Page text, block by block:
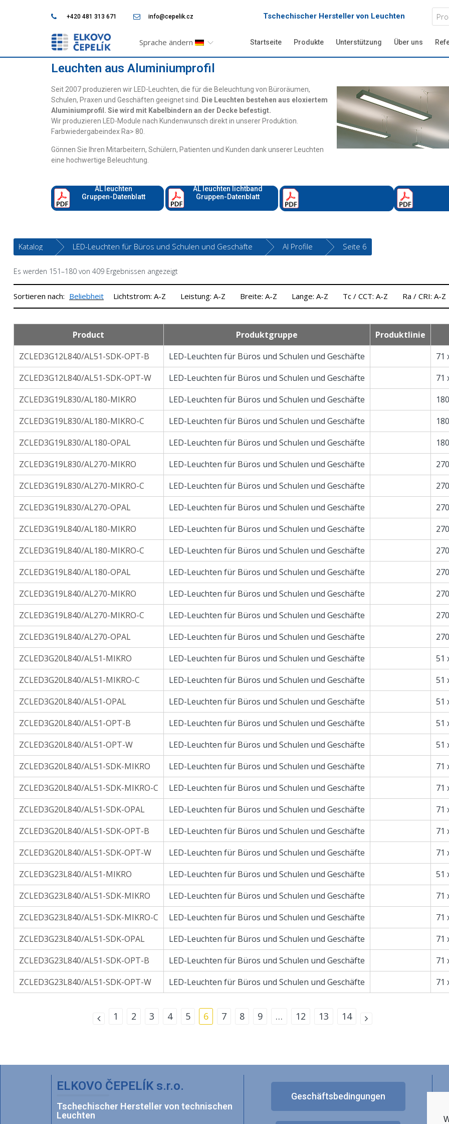
+420 481 313 671 info@cepelik.cz Tschechischer Hersteller von Leuchten
Sprache ändern Startseite Produkte Unterstützung Über uns
Leuchten aus Aluminiumprofil
Seit 2007 produzieren wir LED-Leuchten, die für die Beleuchtung von Büroräumen,
Schulen, Praxen und Geschäften geeignet sind.
Die Leuchten bestehen aus eloxiertem
Aluminiumprofil. Sie wird mit Kabelbindern an der Decke befestigt.
Wir produzieren LED-Module nach Kundenwunsch direkt in unserer Produktion.
Farbwiedergabeindex Ra> 80.
Gönnen Sie Ihren Mitarbeitern, Schülern, Patienten und Kunden dank unserer Leuchten
eine hochwertige Beleuchtung.
AL leuchten
Gruppen-Datenblatt
AL leuchten lichtband
Gruppen-Datenblatt
Katalog LED-Leuchten für Büros und Schulen und Geschäfte Al Profile Seite 6
Es werden 151–180 von 409 Ergebnissen angezeigt
Sortieren nach: Beliebheit Lichtstrom: A-Z Leistung: A-Z Breite: A-Z Lange: A-Z Tc / CCT: A-Z Ra / CRI: A-Z
Product Produktgruppe Produktlinie
ZCLED3G12L840/AL51-SDK-OPT-B
LED-Leuchten für Büros und Schulen und Geschäfte 71
ZCLED3G12L840/AL51-SDK-OPT-W
LED-Leuchten für Büros und Schulen und Geschäfte 71
ZCLED3G19L830/AL180-MIKRO
LED-Leuchten für Büros und Schulen und Geschäfte
ZCLED3G19L830/AL180-MIKRO-C
LED-Leuchten für Büros und Schulen und Geschäfte
ZCLED3G19L830/AL180-OPAL
LED-Leuchten für Büros und Schulen und Geschäfte
ZCLED3G19L830/AL270-MIKRO
LED-Leuchten für Büros und Schulen und Geschäfte
ZCLED3G19L830/AL270-MIKRO-C
LED-Leuchten für Büros und Schulen und Geschäfte
ZCLED3G19L830/AL270-OPAL
LED-Leuchten für Büros und Schulen und Geschäfte
ZCLED3G19L840/AL180-MIKRO
LED-Leuchten für Büros und Schulen und Geschäfte
ZCLED3G19L840/AL180-MIKRO-C
LED-Leuchten für Büros und Schulen und Geschäfte
ZCLED3G19L840/AL180-OPAL
LED-Leuchten für Büros und Schulen und Geschäfte
ZCLED3G19L840/AL270-MIKRO
LED-Leuchten für Büros und Schulen und Geschäfte
ZCLED3G19L840/AL270-MIKRO-C
LED-Leuchten für Büros und Schulen und Geschäfte
ZCLED3G19L840/AL270-OPAL
LED-Leuchten für Büros und Schulen und Geschäfte
ZCLED3G20L840/AL51-MIKRO
LED-Leuchten für Büros und Schulen und Geschäfte 51
ZCLED3G20L840/AL51-MIKRO-C
LED-Leuchten für Büros und Schulen und Geschäfte 51
ZCLED3G20L840/AL51-OPAL
LED-Leuchten für Büros und Schulen und Geschäfte 51
ZCLED3G20L840/AL51-OPT-B
LED-Leuchten für Büros und Schulen und Geschäfte 51
ZCLED3G20L840/AL51-OPT-W
LED-Leuchten für Büros und Schulen und Geschäfte 51
ZCLED3G20L840/AL51-SDK-MIKRO
LED-Leuchten für Büros und Schulen und Geschäfte 71
ZCLED3G20L840/AL51-SDK-MIKRO-C
LED-Leuchten für Büros und Schulen und Geschäfte 71
ZCLED3G20L840/AL51-SDK-OPAL
LED-Leuchten für Büros und Schulen und Geschäfte 71
ZCLED3G20L840/AL51-SDK-OPT-B
LED-Leuchten für Büros und Schulen und Geschäfte 71
ZCLED3G20L840/AL51-SDK-OPT-W
LED-Leuchten für Büros und Schulen und Geschäfte 71
ZCLED3G23L840/AL51-MIKRO
LED-Leuchten für Büros und Schulen und Geschäfte 51
ZCLED3G23L840/AL51-SDK-MIKRO
LED-Leuchten für Büros und Schulen und Geschäfte 71
ZCLED3G23L840/AL51-SDK-MIKRO-C
LED-Leuchten für Büros und Schulen und Geschäfte 71
ZCLED3G23L840/AL51-SDK-OPAL
LED-Leuchten für Büros und Schulen und Geschäfte 71
ZCLED3G23L840/AL51-SDK-OPT-B
LED-Leuchten für Büros und Schulen und Geschäfte 71
ZCLED3G23L840/AL51-SDK-OPT-W
LED-Leuchten für Büros und Schulen und Geschäfte 71
1 2 3 4 5 6 7 8 9 … 12 13 14
ELKOVO ČEPELÍK s.r.o.
Tschechischer Hersteller von technischen
Leuchten
Geschäftsbedingungen